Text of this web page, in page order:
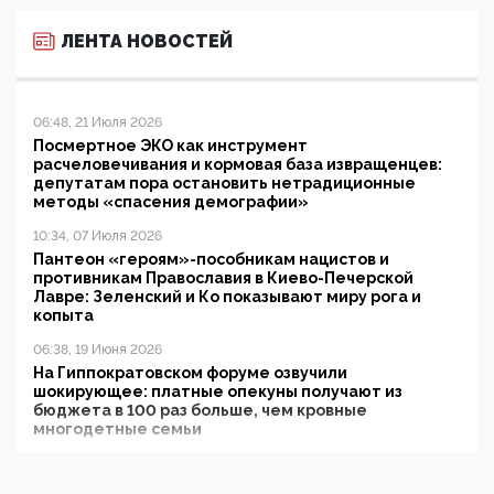
ЛЕНТА НОВОСТЕЙ
06:48, 21 Июля 2026
Посмертное ЭКО как инструмент
расчеловечивания и кормовая база извращенцев:
депутатам пора остановить нетрадиционные
методы «спасения демографии»
10:34, 07 Июля 2026
Пантеон «героям»-пособникам нацистов и
противникам Православия в Киево-Печерской
Лавре: Зеленский и Ко показывают миру рога и
копыта
06:38, 19 Июня 2026
На Гиппократовском форуме озвучили
шокирующее: платные опекуны получают из
бюджета в 100 раз больше, чем кровные
многодетные семьи